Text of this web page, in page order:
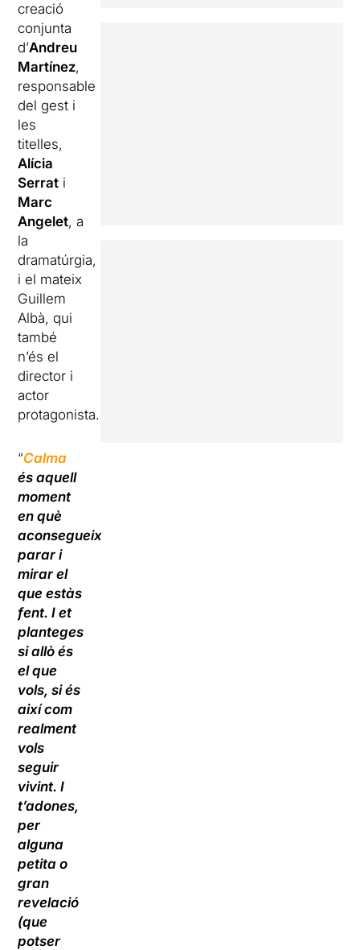
creació
conjunta
d’Andreu
Martínez,
responsable
del gest i
les
titelles,
Alícia
Serrat i
Marc
Angelet, a
la
dramatúrgia,
i el mateix
Guillem
Albà, qui
també
n’és el
director i
actor
protagonista.
“Calma
és aquell
moment
en què
aconsegueixes
parar i
mirar el
que estàs
fent. I et
planteges
si allò és
el que
vols, si és
així com
realment
vols
seguir
vivint. I
t’adones,
per
alguna
petita o
gran
revelació
(que
potser